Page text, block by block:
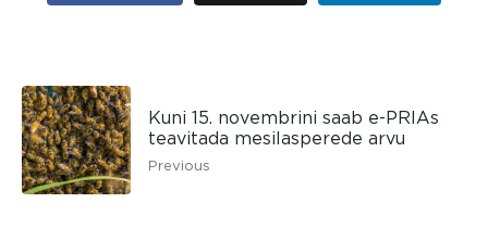
Kuni 15. novembrini saab e-PRIAs
teavitada mesilasperede arvu
Previous